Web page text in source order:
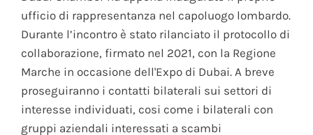
ufficio di rappresentanza nel capoluogo lombardo.
Durante l’incontro è stato rilanciato il protocollo di
collaborazione, firmato nel 2021, con la Regione
Marche in occasione dell'Expo di Dubai. A breve
proseguiranno i contatti bilaterali sui settori di
interesse individuati, cosi come i bilaterali con
gruppi aziendali interessati a scambi